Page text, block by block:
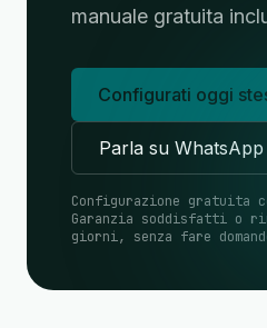
manuale gratuita
Configurati oggi
Parla su WhatsApp
Configurazione gratuita
Garanzia soddisfatti o
giorni, senza fare